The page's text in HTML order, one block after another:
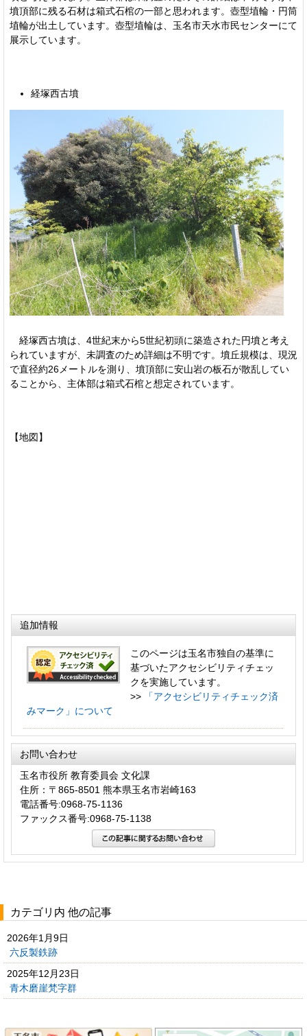
墳頂部に残る石材は箱式石棺の一部と思われます。壺型埴輪・円筒
埴輪が出土しています。壺型埴輪は、玉名市天水市民センターにて
展示しています。
経塚西古墳
経塚西古墳は、4世紀末から5世紀初頭に築造された円墳と考え
られていますが、未調査のため詳細は不明です。墳丘規模は、現況
で直径約26メートルを測り、墳頂部に安山岩の板石が散乱してい
ることから、主体部は箱式石棺と想定されています。
【地図】
追加情報
このページは玉名市独自の基準に
基づいたアクセシビリティチェッ
クを実施しています。
>>
「アクセシビリティチェック済
みマーク」について
お問い合わせ
玉名市役所 教育委員会 文化課
住所：〒865-8501 熊本県玉名市岩崎163
電話番号:0968-75-1136
ファックス番号:0968-75-1138
カテゴリ内 他の記事
2026年1月9日
六反製鉄跡
2025年12月23日
青木磨崖梵字群